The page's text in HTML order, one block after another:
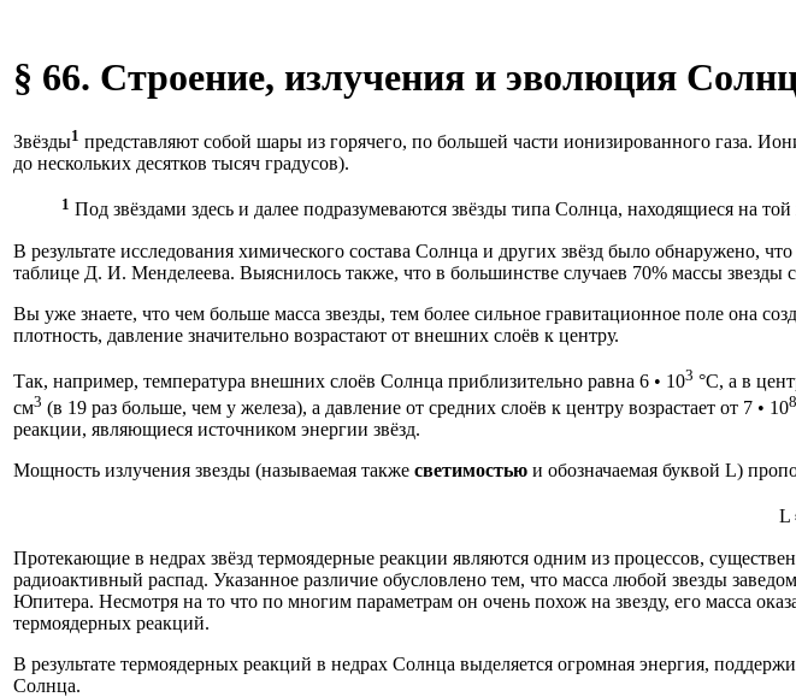
§ 66. Строение, излучения и эволюция
Звёзды1 представляют собой шары из горячего, по большей части ионизированного газа.
до нескольких десятков тысяч градусов).
1 Под звёздами здесь и далее подразумеваются звёзды типа Солнца, находящиеся на
В результате исследования химического состава Солнца и других звёзд было обнаружено,
таблице Д. И. Менделеева. Выяснилось также, что в большинстве случаев 70% массы
Вы уже знаете, что чем больше масса звезды, тем более сильное гравитационное поле она
плотность, давление значительно возрастают от внешних слоёв к центру.
Так, например, температура внешних слоёв Солнца приблизительно равна 6 • 103 °С, а в
см3 (в 19 раз больше, чем у железа), а давление от средних слоёв к центру возрастает от 7 • 108
реакции, являющиеся источником энергии звёзд.
Мощность излучения звезды (называемая также светимостью и обозначаемая буквой L)
L
Протекающие в недрах звёзд термоядерные реакции являются одним из процессов,
радиоактивный распад. Указанное различие обусловлено тем, что масса любой звезды
Юпитера. Несмотря на то что по многим параметрам он очень похож на звезду, его масса
термоядерных реакций.
В результате термоядерных реакций в недрах Солнца выделяется огромная энергия,
Солнца.